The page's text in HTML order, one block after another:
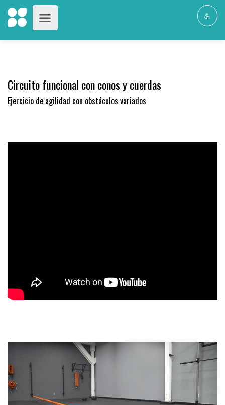
💪
Circuito funcional con conos y cuerdas
Ejercicio de agilidad con obstáculos variados